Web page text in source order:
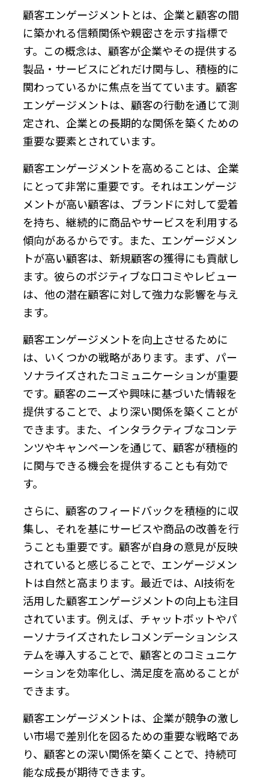
顧客エンゲージメントとは、企業と顧客の間
に築かれる信頼関係や親密さを示す指標で
す。この概念は、顧客が企業やその提供する
製品・サービスにどれだけ関与し、積極的に
関わっているかに焦点を当てています。顧客
エンゲージメントは、顧客の行動を通じて測
定され、企業との長期的な関係を築くための
重要な要素とされています。
顧客エンゲージメントを高めることは、企業
にとって非常に重要です。それはエンゲージ
メントが高い顧客は、ブランドに対して愛着
を持ち、継続的に商品やサービスを利用する
傾向があるからです。また、エンゲージメン
トが高い顧客は、新規顧客の獲得にも貢献し
ます。彼らのポジティブな口コミやレビュー
は、他の潜在顧客に対して強力な影響を与え
ます。
顧客エンゲージメントを向上させるために
は、いくつかの戦略があります。まず、パー
ソナライズされたコミュニケーションが重要
です。顧客のニーズや興味に基づいた情報を
提供することで、より深い関係を築くことが
できます。また、インタラクティブなコンテ
ンツやキャンペーンを通じて、顧客が積極的
に関与できる機会を提供することも有効で
す。
さらに、顧客のフィードバックを積極的に収
集し、それを基にサービスや商品の改善を行
うことも重要です。顧客が自身の意見が反映
されていると感じることで、エンゲージメン
トは自然と高まります。最近では、AI技術を
活用した顧客エンゲージメントの向上も注目
されています。例えば、チャットボットやパ
ーソナライズされたレコメンデーションシス
テムを導入することで、顧客とのコミュニケ
ーションを効率化し、満足度を高めることが
できます。
顧客エンゲージメントは、企業が競争の激し
い市場で差別化を図るための重要な戦略であ
り、顧客との深い関係を築くことで、持続可
能な成長が期待できます。